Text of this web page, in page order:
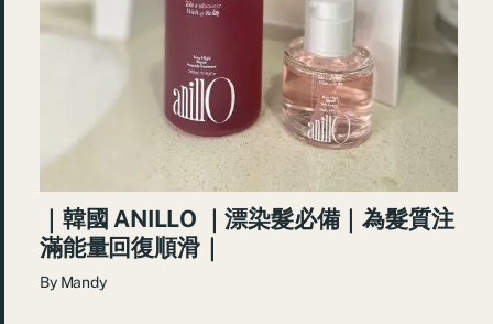
｜韓國 ANILLO ｜漂染髮必備｜為髮質注
滿能量回復順滑｜
By Mandy